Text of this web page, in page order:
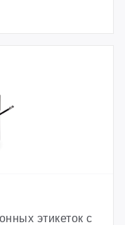
этикеток с